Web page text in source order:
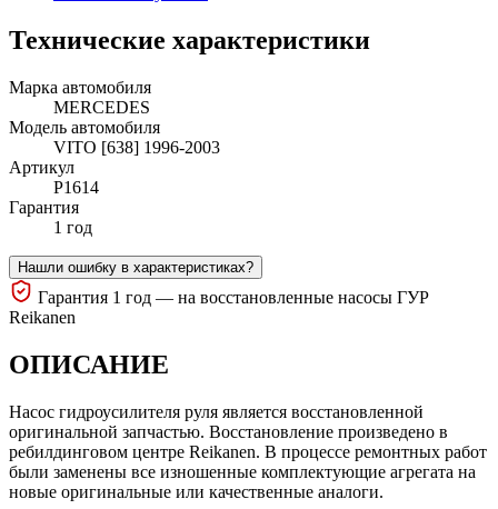
Технические характеристики
Марка автомобиля
MERCEDES
Модель автомобиля
VITO [638] 1996-2003
Артикул
P1614
Гарантия
1 год
Нашли ошибку в характеристиках?
Гарантия 1 год — на восстановленные насосы ГУР
Reikanen
ОПИСАНИЕ
Насос гидроусилителя руля является восстановленной
оригинальной запчастью. Восстановление произведено в
ребилдинговом центре Reikanen. В процессе ремонтных работ
были заменены все изношенные комплектующие агрегата на
новые оригинальные или качественные аналоги.